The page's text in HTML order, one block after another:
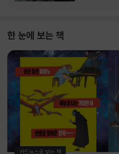
한 눈에 보는 책
카드뉴스로 보는 책